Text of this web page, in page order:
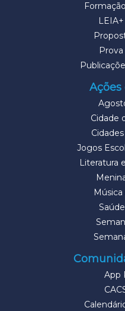
Ações
Cidade
Jogos
Literatura
App